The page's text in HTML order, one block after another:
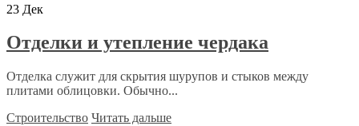
23 Дек
Отделки и утепление чердака
Отделка служит для скрытия шурупов и стыков между
плитами облицовки. Обычно...
Строительство Читать дальше